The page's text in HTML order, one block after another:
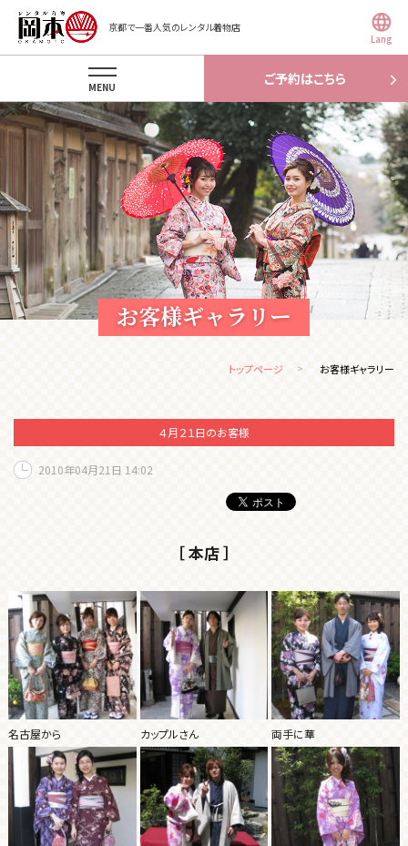
京都で一番人気のレンタル着物店
Lang
ご予約はこちら
MENU
お客様ギャラリー
トップページ お客様ギャラリー
４月２１日のお客様
2010年04月21日 14:02
［ 本店 ］
名古屋から カップルさん 両手に華